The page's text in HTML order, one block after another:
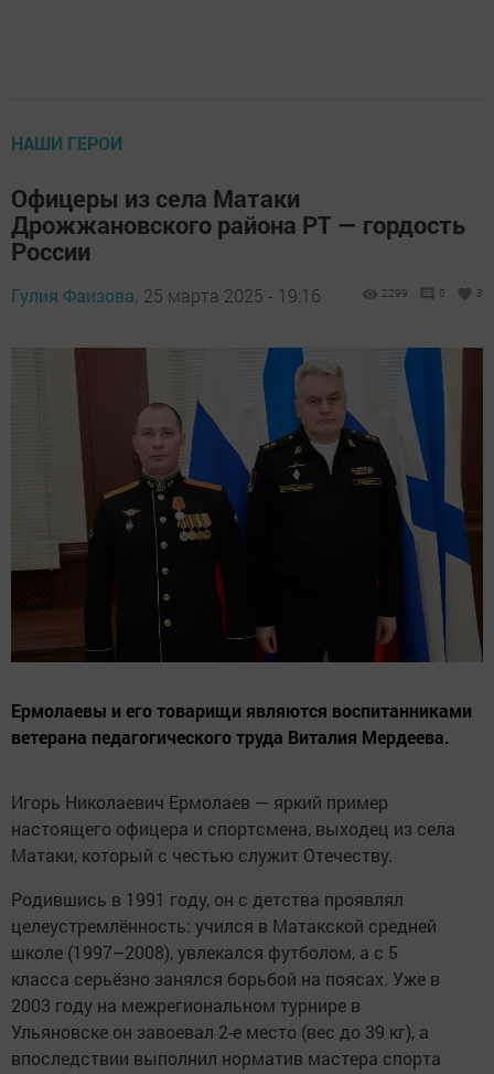
НАШИ ГЕРОИ
Офицеры из села Матаки
Дрожжановского района РТ — гордость
России
Гулия Фаизова, 25 марта 2025 - 19:16 2299 0 3
Ермолаевы и его товарищи являются воспитанниками
ветерана педагогического труда Виталия Мердеева.
Игорь Николаевич Ермолаев — яркий пример
настоящего офицера и спортсмена, выходец из села
Матаки, который с честью служит Отечеству.
Родившись в 1991 году, он с детства проявлял
целеустремлённость: учился в Матакской средней
школе (1997–2008), увлекался футболом, а с 5
класса серьёзно занялся борьбой на поясах. Уже в
2003 году на межрегиональном турнире в
Ульяновске он завоевал 2-е место (вес до 39 кг), а
впоследствии выполнил норматив мастера спорта